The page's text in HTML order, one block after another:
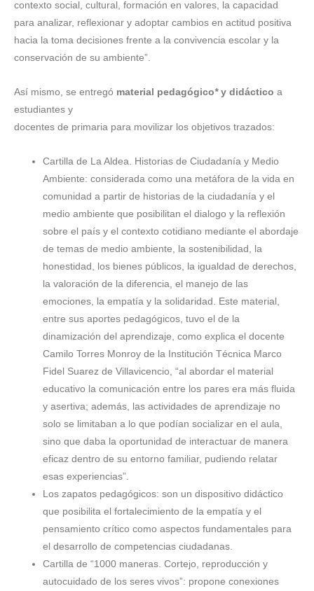
contexto social, cultural, formación en valores, la capacidad
para analizar, reflexionar y adoptar cambios en actitud positiva
hacia la toma decisiones frente a la convivencia escolar y la
conservación de su ambiente”.
Así mismo, se entregó material pedagógico* y didáctico a
estudiantes y
docentes de primaria para movilizar los objetivos trazados:
Cartilla de La Aldea. Historias de Ciudadanía y Medio
Ambiente: considerada como una metáfora de la vida en
comunidad a partir de historias de la ciudadanía y el
medio ambiente que posibilitan el dialogo y la reflexión
sobre el país y el contexto cotidiano mediante el abordaje
de temas de medio ambiente, la sostenibilidad, la
honestidad, los bienes públicos, la igualdad de derechos,
la valoración de la diferencia, el manejo de las
emociones, la empatía y la solidaridad. Este material,
entre sus aportes pedagógicos, tuvo el de la
dinamización del aprendizaje, como explica el docente
Camilo Torres Monroy de la Institución Técnica Marco
Fidel Suarez de Villavicencio, “al abordar el material
educativo la comunicación entre los pares era más fluida
y asertiva; además, las actividades de aprendizaje no
solo se limitaban a lo que podían socializar en el aula,
sino que daba la oportunidad de interactuar de manera
eficaz dentro de su entorno familiar, pudiendo relatar
esas experiencias”.
Los zapatos pedagógicos: son un dispositivo didáctico
que posibilita el fortalecimiento de la empatía y el
pensamiento crítico como aspectos fundamentales para
el desarrollo de competencias ciudadanas.
Cartilla de “1000 maneras. Cortejo, reproducción y
autocuidado de los seres vivos”: propone conexiones